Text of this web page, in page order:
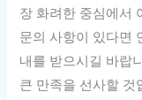
장 화려한 중심에서
문의 사항이 있다면
내를 받으시길 바랍
큰 만족을 선사할 것